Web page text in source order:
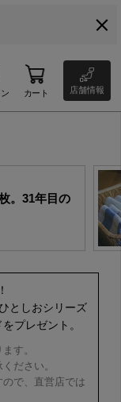
カート 店舗情報
。31年目の
としおシリーズ
プレゼント。
す。
ださい。
で、直営店では